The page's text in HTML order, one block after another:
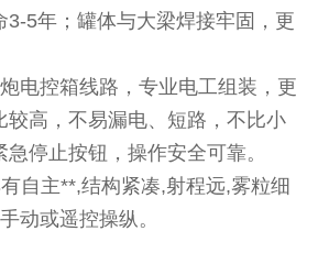
3-5年；罐体与大梁焊接牢固，更
炮电控箱线路，专业电工组装，更
较高，不易漏电、短路，不比小
停止按钮，操作安全可靠。
自主**,结构紧凑,射程远,雾粒细
动或遥控操纵。